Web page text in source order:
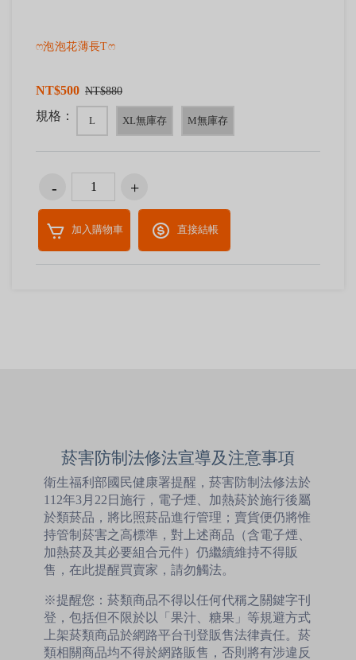
ෆ泡泡花薄長Tෆ
NT$500 NT$880
規格： L XL無庫存 M無庫存
加入購物車 直接結帳
菸害防制法修法宣導及注意事項
衛生福利部國民健康署提醒，菸害防制法修法於
112年3月22日施行，電子煙、加熱菸於施行後屬
於類菸品，將比照菸品進行管理；賣貨便仍將惟
持管制菸害之高標準，對上述商品（含電子煙、
加熱菸及其必要組合元件）仍繼續維持不得販
售，在此提醒買賣家，請勿觸法。
※提醒您：菸類商品不得以任何代稱之關鍵字刊
登，包括但不限於以「果汁、糖果」等規避方式
上架菸類商品於網路平台刊登販售法律責任。菸
類相關商品均不得於網路販售，否則將有涉違反